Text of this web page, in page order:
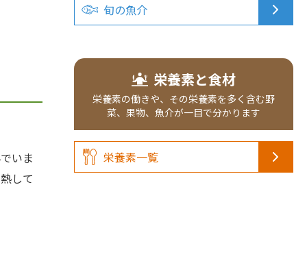
いま
して
旬の魚介
栄養素と食材
栄養素の働きや、その栄養素を多く含む野
菜、果物、魚介が一目で分かります
栄養素一覧